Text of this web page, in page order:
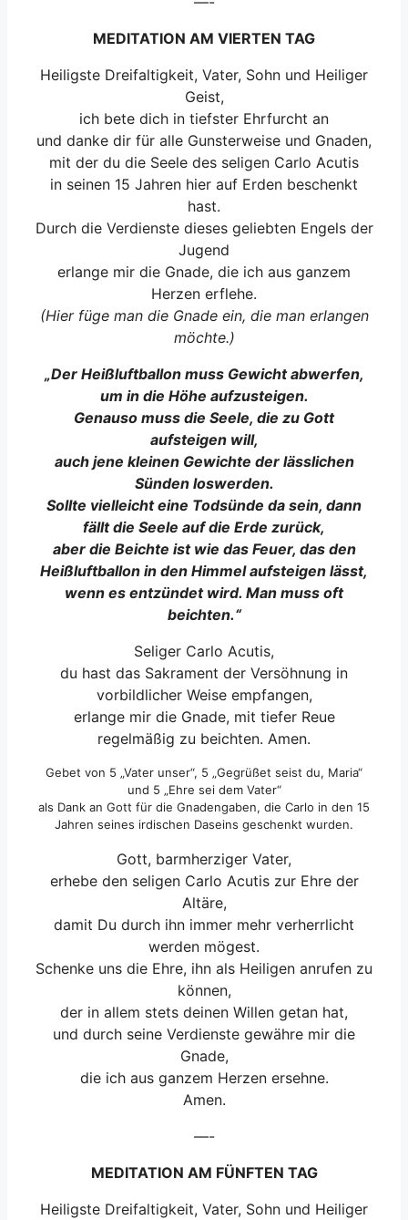
MEDITATION AM VIERTEN TAG
Heiligste Dreifaltigkeit, Vater, Sohn und Heiliger
Geist,
ich bete dich in tiefster Ehrfurcht an
und danke dir für alle Gunsterweise und Gnaden,
mit der du die Seele des seligen Carlo Acutis
in seinen 15 Jahren hier auf Erden beschenkt
hast.
Durch die Verdienste dieses geliebten Engels der
Jugend
erlange mir die Gnade, die ich aus ganzem
Herzen erflehe.
(Hier füge man die Gnade ein, die man erlangen
möchte.)
„Der Heißluftballon muss Gewicht abwerfen,
um in die Höhe aufzusteigen.
Genauso muss die Seele, die zu Gott
aufsteigen will,
auch jene kleinen Gewichte der lässlichen
Sünden loswerden.
Sollte vielleicht eine Todsünde da sein, dann
fällt die Seele auf die Erde zurück,
aber die Beichte ist wie das Feuer, das den
Heißluftballon in den Himmel aufsteigen lässt,
wenn es entzündet wird. Man muss oft
beichten.“
Seliger Carlo Acutis,
du hast das Sakrament der Versöhnung in
vorbildlicher Weise empfangen,
erlange mir die Gnade, mit tiefer Reue
regelmäßig zu beichten. Amen.
Gebet von 5 „Vater unser“, 5 „Gegrüßet seist du, Maria“
und 5 „Ehre sei dem Vater“
als Dank an Gott für die Gnadengaben, die Carlo in den 15
Jahren seines irdischen Daseins geschenkt wurden.
Gott, barmherziger Vater,
erhebe den seligen Carlo Acutis zur Ehre der
Altäre,
damit Du durch ihn immer mehr verherrlicht
werden mögest.
Schenke uns die Ehre, ihn als Heiligen anrufen zu
können,
der in allem stets deinen Willen getan hat,
und durch seine Verdienste gewähre mir die
Gnade,
die ich aus ganzem Herzen ersehne.
Amen.
—-
MEDITATION AM FÜNFTEN TAG
Heiligste Dreifaltigkeit, Vater, Sohn und Heiliger